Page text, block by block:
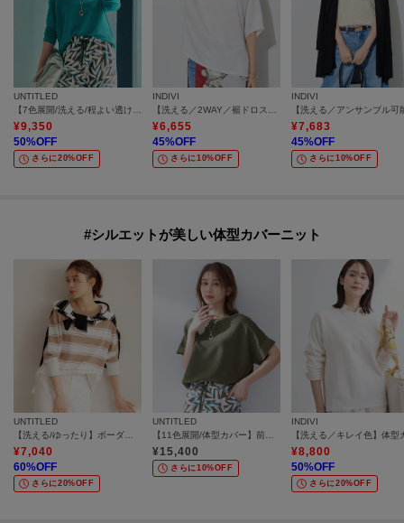
UNTITLED
【7色展開/洗える/程よい透け感】ドライタッチVネックニット
¥9,350
50%OFF
さらに20%OFF
INDIVI
【洗える／2WAY／裾ドロスト付き】 ドルマンスリーブチュニックトップス
¥6,655
45%OFF
さらに10%OFF
INDIVI
¥7,683
45%OFF
さらに10%OFF
#シルエットが美しい体型カバーニット
UNTITLED
¥7,040
60%OFF
さらに20%OFF
UNTITLED
¥15,400
さらに10%OFF
INDIVI
¥8,800
50%OFF
さらに20%OFF